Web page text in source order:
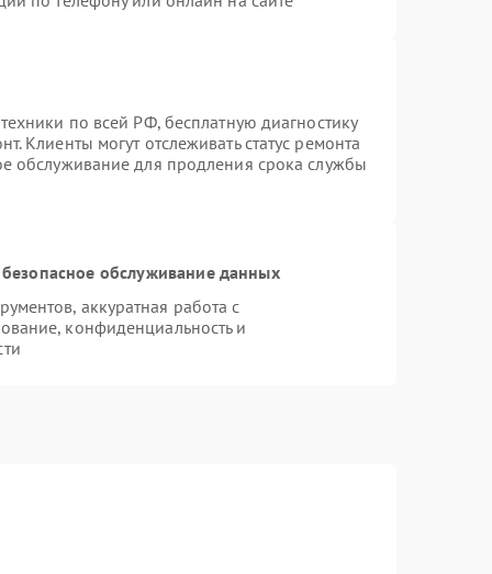
по всей РФ, бесплатную диагностику
Клиенты могут отслеживать статус ремонта
обслуживание для продления срока службы
обслуживание данных
аккуратная работа с
конфиденциальность и